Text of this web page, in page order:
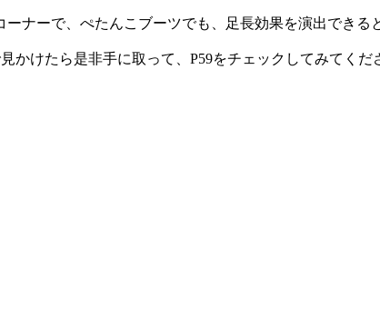
ナーで、ぺたんこブーツでも、足長効果を演出できる
かけたら是非手に取って、P59をチェックしてみてくだ